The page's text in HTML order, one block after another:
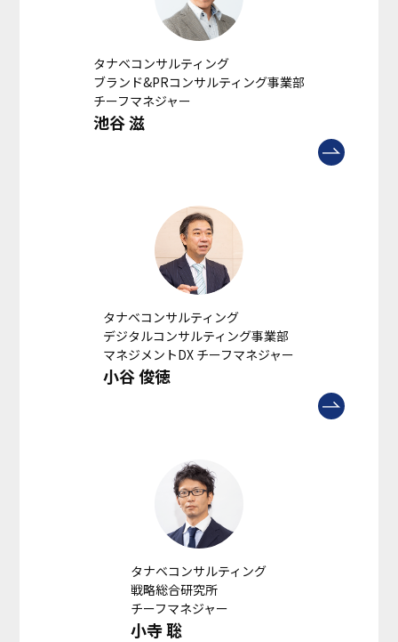
タナベコンサルティング
ブランド&PRコンサルティング事業部
チーフマネジャー
池谷 滋
タナベコンサルティング
デジタルコンサルティング事業部
マネジメントDX チーフマネジャー
小谷 俊徳
タナベコンサルティング
戦略総合研究所
チーフマネジャー
小寺 聡